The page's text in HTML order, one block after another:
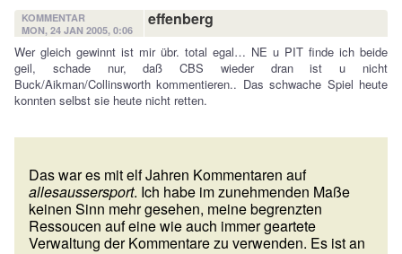
KOMMENTAR
MON, 24 JAN 2005, 0:06
effenberg
Wer gleich gewinnt ist mir übr. total egal… NE u PIT finde ich beide
geil, schade nur, daß CBS wieder dran ist u nicht
Buck/Aikman/Collinsworth kommentieren.. Das schwache Spiel heute
konnten selbst sie heute nicht retten.
Das war es mit elf Jahren Kommentaren auf
allesaussersport. Ich habe im zunehmenden Maße
keinen Sinn mehr gesehen, meine begrenzten
Ressoucen auf eine wie auch immer geartete
Verwaltung der Kommentare zu verwenden. Es ist an